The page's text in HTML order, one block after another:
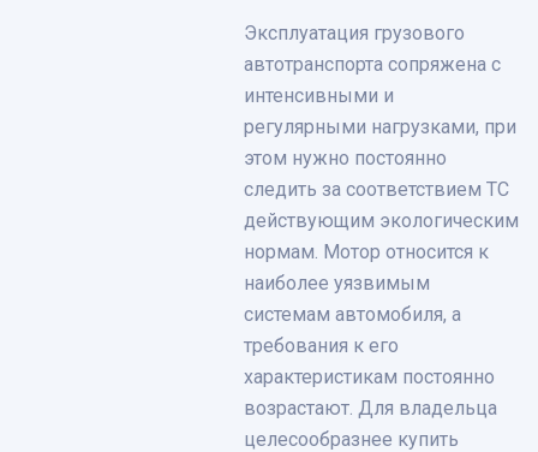
Эксплуатация грузового
автотранспорта сопряжена с
интенсивными и
регулярными нагрузками, при
этом нужно постоянно
следить за соответствием ТС
действующим экологическим
нормам. Мотор относится к
наиболее уязвимым
системам автомобиля, а
требования к его
характеристикам постоянно
возрастают. Для владельца
целесообразнее купить